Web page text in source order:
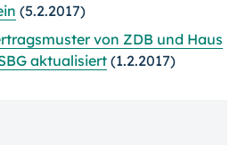
(5.2.2017)
von ZDB und Haus
aktualisiert (1.2.2017)